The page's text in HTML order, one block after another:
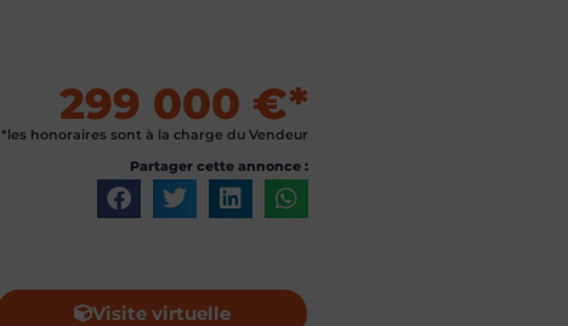
299 000 €*
*les honoraires sont à la charge du Vendeur
Partager cette annonce :
Visite virtuelle